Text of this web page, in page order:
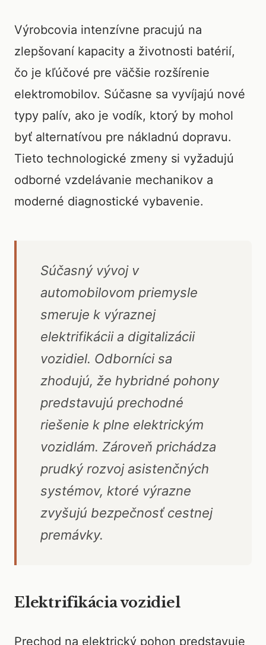
Výrobcovia intenzívne pracujú na
zlepšovaní kapacity a životnosti batérií,
čo je kľúčové pre väčšie rozšírenie
elektromobilov. Súčasne sa vyvíjajú nové
typy palív, ako je vodík, ktorý by mohol
byť alternatívou pre nákladnú dopravu.
Tieto technologické zmeny si vyžadujú
odborné vzdelávanie mechanikov a
moderné diagnostické vybavenie.
Súčasný vývoj v
automobilovom priemysle
smeruje k výraznej
elektrifikácii a digitalizácii
vozidiel. Odborníci sa
zhodujú, že hybridné pohony
predstavujú prechodné
riešenie k plne elektrickým
vozidlám. Zároveň prichádza
prudký rozvoj asistenčných
systémov, ktoré výrazne
zvyšujú bezpečnosť cestnej
premávky.
Elektrifikácia vozidiel
Prechod na elektrický pohon predstavuje